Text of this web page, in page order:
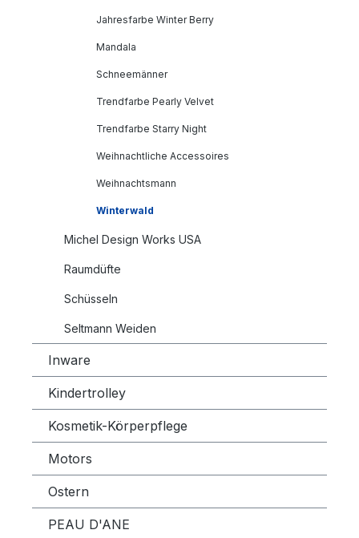
Jahresfarbe Winter Berry
Mandala
Schneemänner
Trendfarbe Pearly Velvet
Trendfarbe Starry Night
Weihnachtliche Accessoires
Weihnachtsmann
Winterwald
Michel Design Works USA
Raumdüfte
Schüsseln
Seltmann Weiden
Inware
Kindertrolley
Kosmetik-Körperpflege
Motors
Ostern
PEAU D'ANE